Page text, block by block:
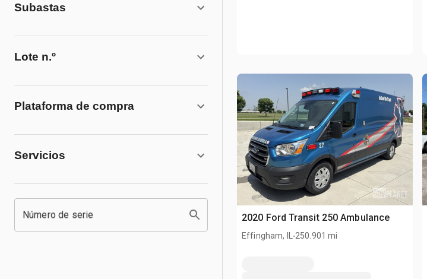
Subastas
Lote n.º
Plataforma de compra
Servicios
Número de serie 2020 Ford Transit 250 Ambulance
Effingham, IL.250.901 mi